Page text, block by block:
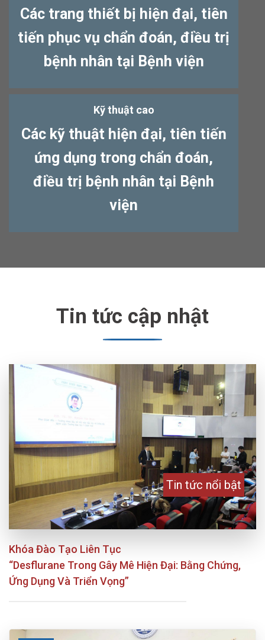
Các trang thiết bị hiện đại, tiên
tiến phục vụ chẩn đoán, điều trị
bệnh nhân tại Bệnh viện
Kỹ thuật cao
Các kỹ thuật hiện đại, tiên tiến
ứng dụng trong chẩn đoán,
điều trị bệnh nhân tại Bệnh
viện
Tin tức cập nhật
Tin tức nổi bật
Khóa Đào Tạo Liên Tục
“Desflurane Trong Gây Mê Hiện Đại: Bằng Chứng,
Ứng Dụng Và Triển Vọng”